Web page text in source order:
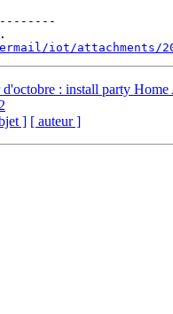
iot/attachments/
: install party Home
] [ auteur ]